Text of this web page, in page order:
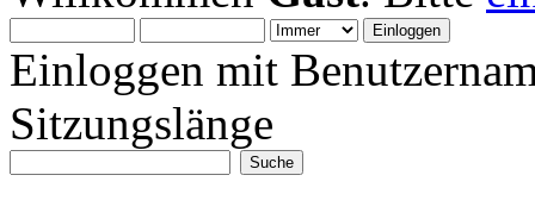
Einloggen mit
Sitzungslänge